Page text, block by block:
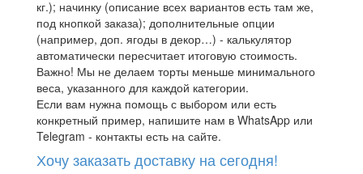
кг.); начинку (описание всех вариантов есть там же,
под кнопкой заказа); дополнительные опции
(например, доп. ягоды в декор…) - калькулятор
автоматически пересчитает итоговую стоимость.
Важно! Мы не делаем торты меньше минимального
веса, указанного для каждой категории.
Если вам нужна помощь с выбором или есть
конкретный пример, напишите нам в WhatsApp или
Telegram - контакты есть на сайте.
Хочу заказать доставку на сегодня!